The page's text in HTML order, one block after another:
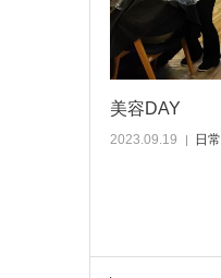
美容DAY
2023.09.19 日常